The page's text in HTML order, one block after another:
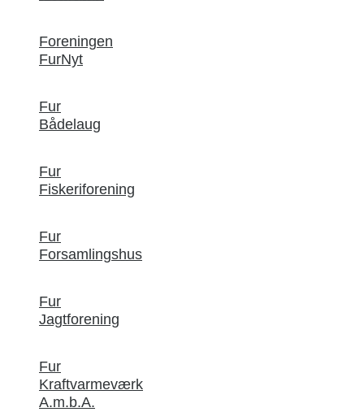
Foreningen
FurNyt
Fur
Bådelaug
Fur
Fiskeriforening
Fur
Forsamlingshus
Fur
Jagtforening
Fur
Kraftvarmeværk
A.m.b.A.